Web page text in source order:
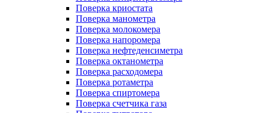
Поверка криостата
Поверка манометра
Поверка молокомера
Поверка напоромера
Поверка нефтеденсиметра
Поверка октанометра
Поверка расходомера
Поверка ротаметра
Поверка спиртомера
Поверка счетчика газа